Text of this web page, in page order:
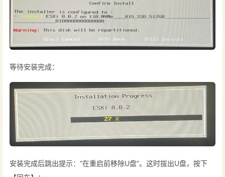
等待安装完成：
安装完成后跳出提示：“在重启前移除U盘”。这时拔出U盘，按下